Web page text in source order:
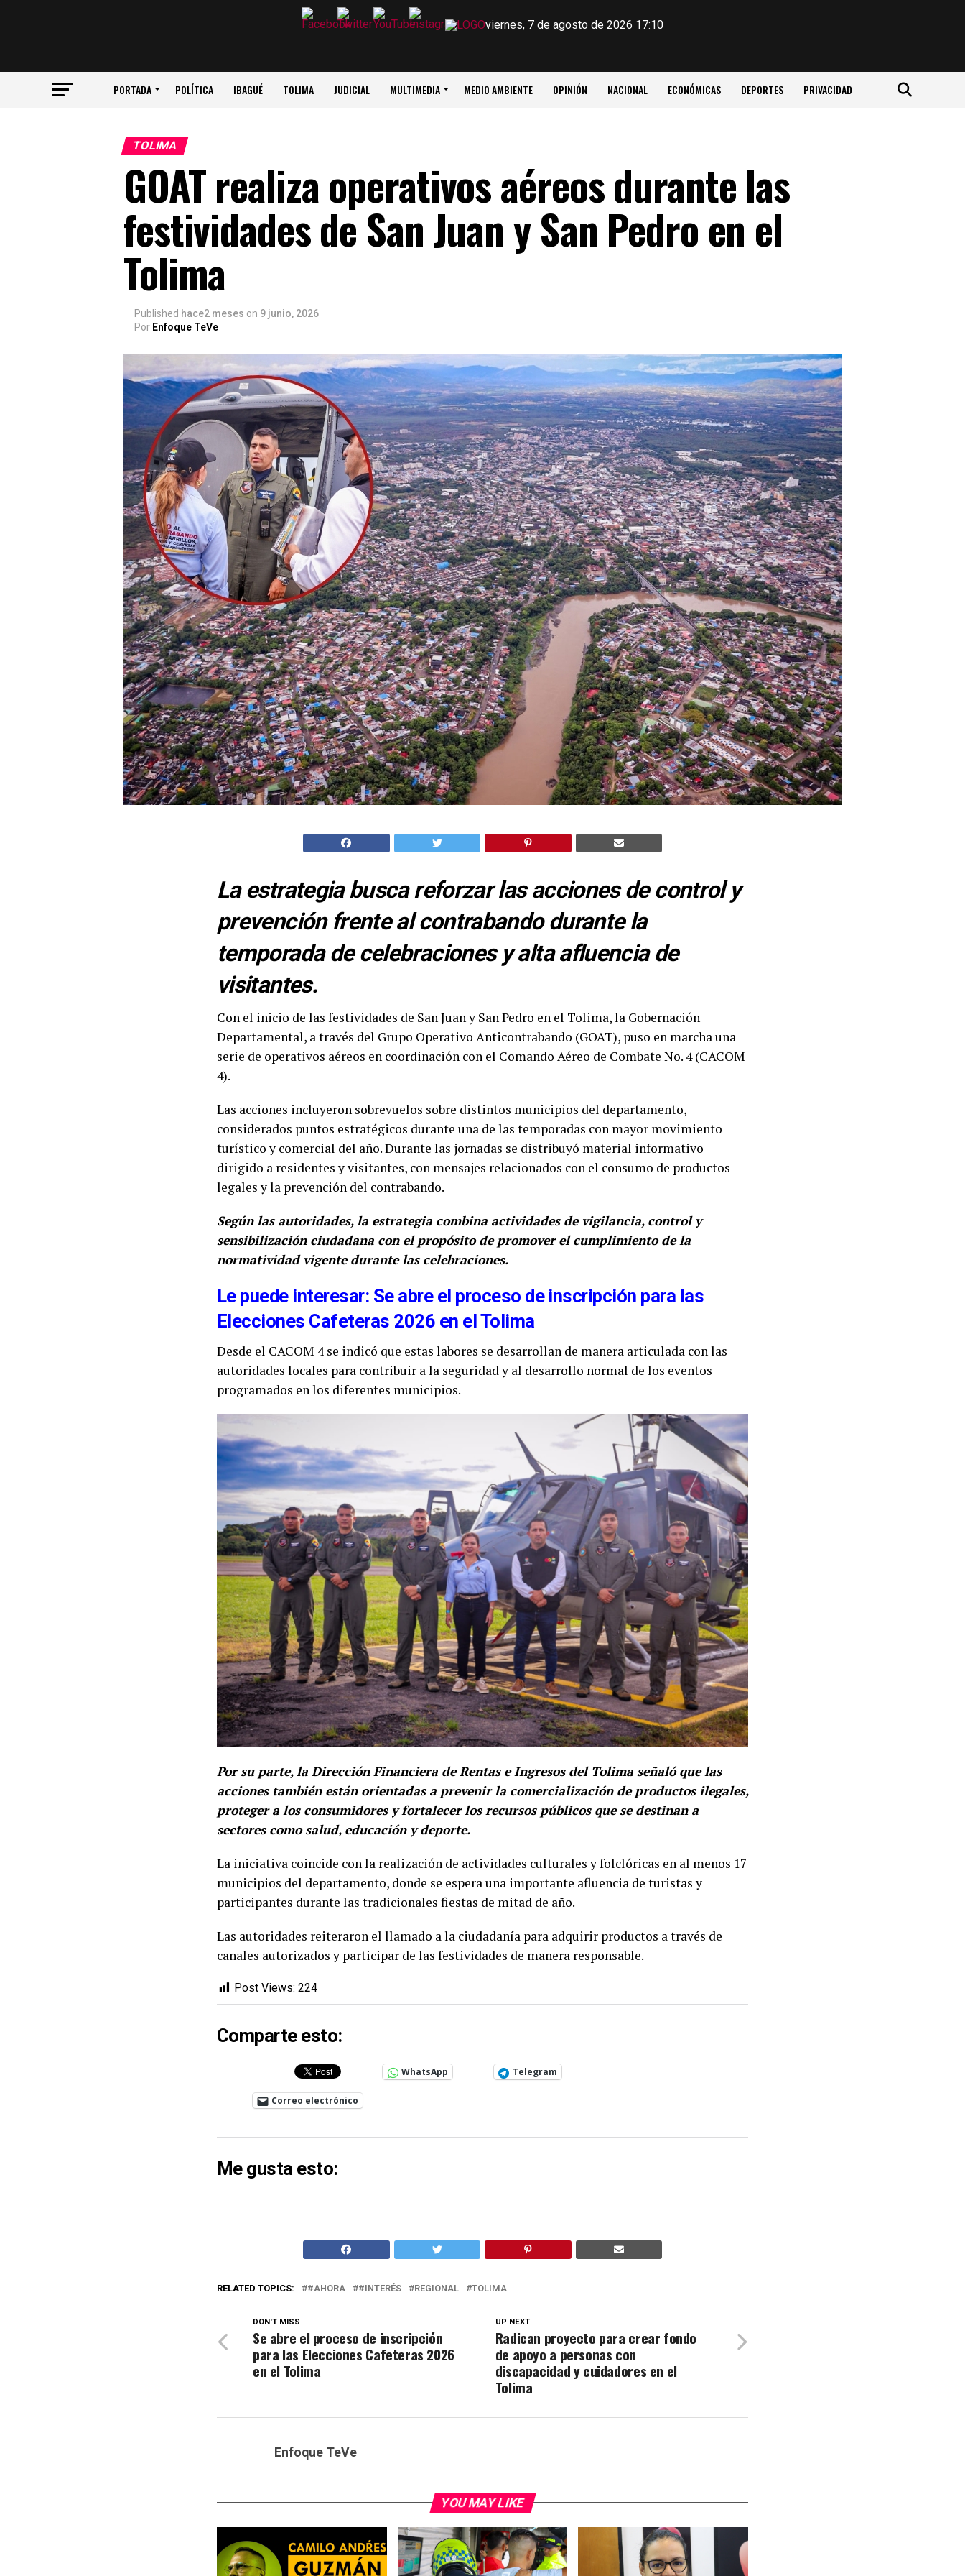
viernes, 7 de agosto de 2026 17:10
PORTADA POLÍTICA IBAGUÉ TOLIMA JUDICIAL MULTIMEDIA MEDIO AMBIENTE OPINIÓN NACIONAL ECONÓMICAS DEPORTES PRIVACIDAD
TOLIMA
GOAT realiza operativos aéreos durante las
festividades de San Juan y San Pedro en el
Tolima
Published hace2 meses on 9 junio, 2026
Por Enfoque TeVe
La estrategia busca reforzar las acciones de control y
prevención frente al contrabando durante la
temporada de celebraciones y alta afluencia de
visitantes.
Con el inicio de las festividades de San Juan y San Pedro en el Tolima, la Gobernación
Departamental, a través del Grupo Operativo Anticontrabando (GOAT), puso en marcha una
serie de operativos aéreos en coordinación con el Comando Aéreo de Combate No. 4 (CACOM
4).
Las acciones incluyeron sobrevuelos sobre distintos municipios del departamento,
considerados puntos estratégicos durante una de las temporadas con mayor movimiento
turístico y comercial del año. Durante las jornadas se distribuyó material informativo
dirigido a residentes y visitantes, con mensajes relacionados con el consumo de productos
legales y la prevención del contrabando.
Según las autoridades, la estrategia combina actividades de vigilancia, control y
sensibilización ciudadana con el propósito de promover el cumplimiento de la
normatividad vigente durante las celebraciones.
Le puede interesar: Se abre el proceso de inscripción para las
Elecciones Cafeteras 2026 en el Tolima
Desde el CACOM 4 se indicó que estas labores se desarrollan de manera articulada con las
autoridades locales para contribuir a la seguridad y al desarrollo normal de los eventos
programados en los diferentes municipios.
Por su parte, la Dirección Financiera de Rentas e Ingresos del Tolima señaló que las
acciones también están orientadas a prevenir la comercialización de productos ilegales,
proteger a los consumidores y fortalecer los recursos públicos que se destinan a
sectores como salud, educación y deporte.
La iniciativa coincide con la realización de actividades culturales y folclóricas en al menos 17
municipios del departamento, donde se espera una importante afluencia de turistas y
participantes durante las tradicionales fiestas de mitad de año.
Las autoridades reiteraron el llamado a la ciudadanía para adquirir productos a través de
canales autorizados y participar de las festividades de manera responsable.
Post Views: 224
Comparte esto:
WhatsApp Telegram
Correo electrónico
Me gusta esto:
RELATED TOPICS: #AHORA #INTERÉS REGIONAL TOLIMA
UP NEXT
Radican proyecto para crear fondo
de apoyo a personas con
discapacidad y cuidadores en el
Tolima
DON'T MISS
Se abre el proceso de inscripción
para las Elecciones Cafeteras 2026
en el Tolima
Enfoque TeVe
YOU MAY LIKE